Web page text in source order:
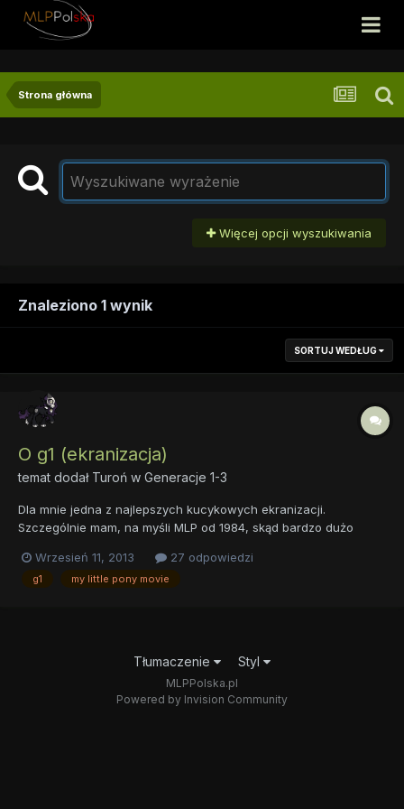
Strona główna
Więcej opcji wyszukiwania
Znaleziono 1 wynik
SORTUJ WEDŁUG
O g1 (ekranizacja)
temat dodał Turoń w Generacje 1-3
Dla mnie jedna z najlepszych kucykowych ekranizacji.
Szczególnie mam, na myśli MLP od 1984, skąd bardzo dużo
najbardziej się jej chwali. Ten kto uważa,że poprzednie
generacje kucyków były 'przesłodzone' czy 'bez żadnej
Wrzesień 11, 2013 27 odpowiedzi
g1 my little pony movie
Tłumaczenie Styl
MLPPolska.pl
Powered by Invision Community